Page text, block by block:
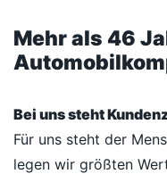
Mehr als 46
Bei uns steht
Für uns steht der
legen wir größten